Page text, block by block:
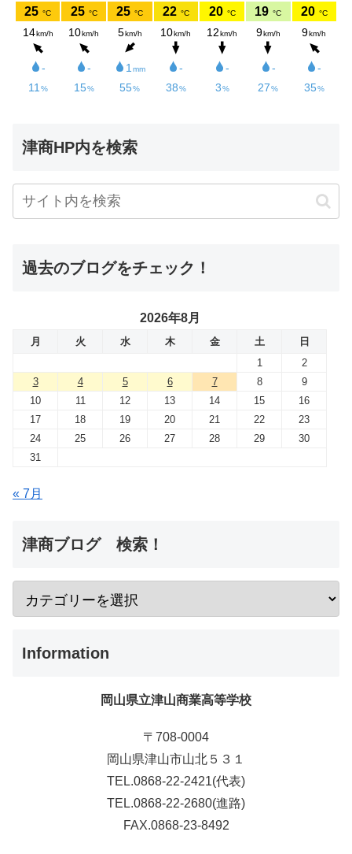
津商HP内を検索
過去のブログをチェック！
2026年8月
月 火 水 木 金 土
日
1
2
3
4 5 6 7 8
9
10
11 12 13 14 15
16
17
18 19 20 21 22
23
24
25 26 27 28 29
30
31
« 7月
津商ブログ 検索！
Information
岡山県立津山商業高等学校
〒708-0004
岡山県津山市山北５３１
TEL.0868-22-2421(代表)
TEL.0868-22-2680(進路)
FAX.0868-23-8492